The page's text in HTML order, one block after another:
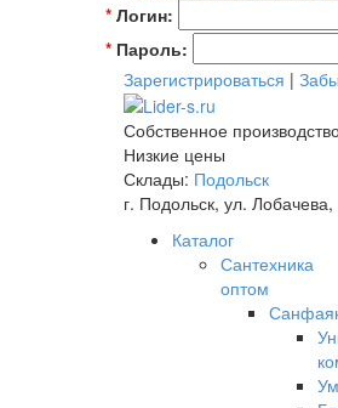
* Логин:
* Пароль:
Зарегистрироваться |
Собственное
Низкие цены
Склады: Подольск
г. Подольск, ул. Лобачева,
Каталог
Сантехника
оптом